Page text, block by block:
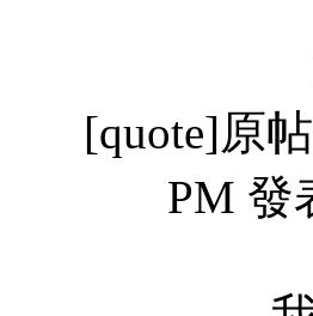
[quote]原
PM 發